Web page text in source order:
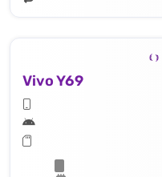
Vivo Y69